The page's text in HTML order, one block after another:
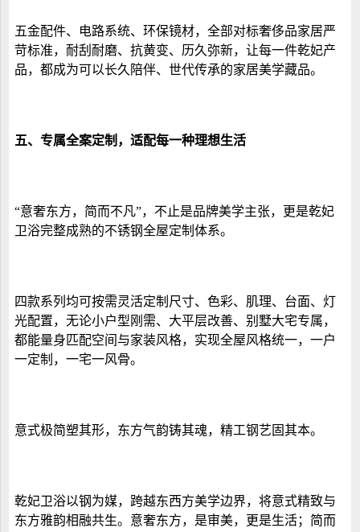
五金配件、电路系统、环保镜材，全部对标奢侈品家居严
苛标准，耐刮耐磨、抗黄变、历久弥新，让每一件乾妃产
品，都成为可以长久陪伴、世代传承的家居美学藏品。
五、 专属全案定制，适配每一种理想生活
“意奢东方，简而不凡”，不止是品牌美学主张，更是乾妃
卫浴完整成熟的不锈钢全屋定制体系。
四款系列均可按需灵活定制尺寸、色彩、肌理、台面、灯
光配置，无论小户型刚需、大平层改善、别墅大宅专属，
都能量身匹配空间与家装风格，实现全屋风格统一，一户
一定制，一宅一风骨。
意式极简塑其形，东方气韵铸其魂，精工钢艺固其本。
乾妃卫浴以钢为媒，跨越东西方美学边界，将意式精致与
东方雅韵相融共生。 意奢东方，是审美，更是生活；简而